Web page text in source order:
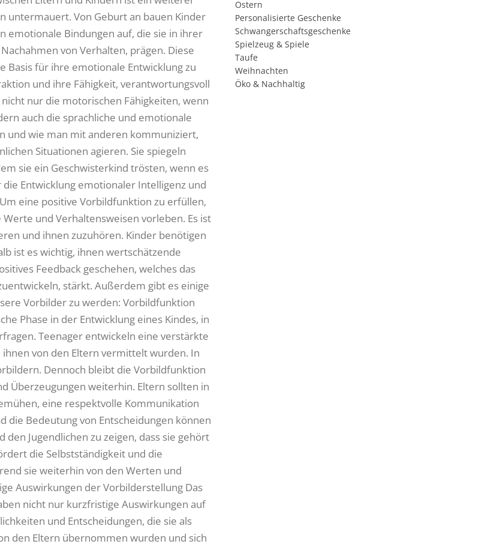
untermauert. Von Geburt an bauen Kinder
emotionale Bindungen auf, die sie in ihrer
von Verhalten, prägen. Diese
Basis für ihre emotionale Entwicklung zu
und ihre Fähigkeit, verantwortungsvoll
nur die motorischen Fähigkeiten, wenn
auch die sprachliche und emotionale
und wie man mit anderen kommuniziert,
Situationen agieren. Sie spiegeln
sie ein Geschwisterkind trösten, wenn es
Entwicklung emotionaler Intelligenz und
eine positive Vorbildfunktion zu erfüllen,
und Verhaltensweisen vorleben. Es ist
und ihnen zuzuhören. Kinder benötigen
ist es wichtig, ihnen wertschätzende
Feedback geschehen, welches das
stärkt. Außerdem gibt es einige
Vorbilder zu werden: Vorbildfunktion
Phase in der Entwicklung eines Kindes, in
Teenager entwickeln eine verstärkte
von den Eltern vermittelt wurden. In
Dennoch bleibt die Vorbildfunktion
Überzeugungen weiterhin. Eltern sollten in
eine respektvolle Kommunikation
Bedeutung von Entscheidungen können
Jugendlichen zu zeigen, dass sie gehört
die Selbstständigkeit und die
sie weiterhin von den Werten und
Auswirkungen der Vorbilderstellung Das
nicht nur kurzfristige Auswirkungen auf
und Entscheidungen, die sie als
den Eltern übernommen wurden und sich
Ostern
Personalisierte Geschenke
Schwangerschaftsgeschenke
Spielzeug & Spiele
Taufe
Weihnachten
Öko & Nachhaltig